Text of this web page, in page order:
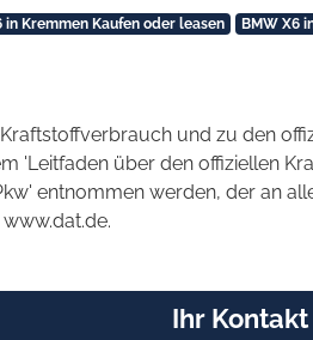
in Kremmen Kaufen oder leasen BMW X6
und zu den
'Leitfaden über den offiziellen
entnommen werden, der an
Ihr Kontakt